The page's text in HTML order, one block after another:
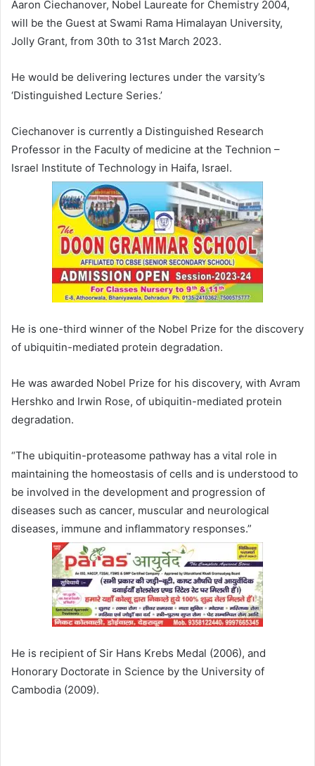
Aaron Ciechanover, Nobel Laureate for Chemistry 2004,
will be the Guest at Swami Rama Himalayan University,
Jolly Grant, from 30th to 31st March 2023.
He would be delivering lectures under the varsity’s
‘Distinguished Lecture Series.’
Ciechanover is currently a Distinguished Research
Professor in the Faculty of medicine at the Technion –
Israel Institute of Technology in Haifa, Israel.
He is one-third winner of the Nobel Prize for the discovery
of ubiquitin-mediated protein degradation.
He was awarded Nobel Prize for his discovery, with Avram
Hershko and Irwin Rose, of ubiquitin-mediated protein
degradation.
“The ubiquitin-proteasome pathway has a vital role in
maintaining the homeostasis of cells and is understood to
be involved in the development and progression of
diseases such as cancer, muscular and neurological
diseases, immune and inflammatory responses.”
He is recipient of Sir Hans Krebs Medal (2006), and
Honorary Doctorate in Science by the University of
Cambodia (2009).